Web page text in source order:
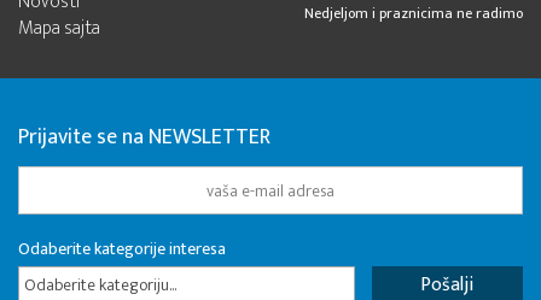
Mapa sajta
Nedjeljom i praznicima ne radimo
Prijavite se na NEWSLETTER
Odaberite kategorije interesa
Odaberite kategoriju...